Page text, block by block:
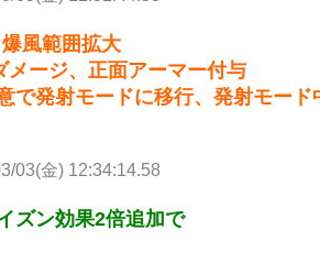
風範囲拡大
ージ、正面アーマー付与
で発射モードに移行、発射モード
03(金) 12:34:14.58
ズン効果2倍追加で